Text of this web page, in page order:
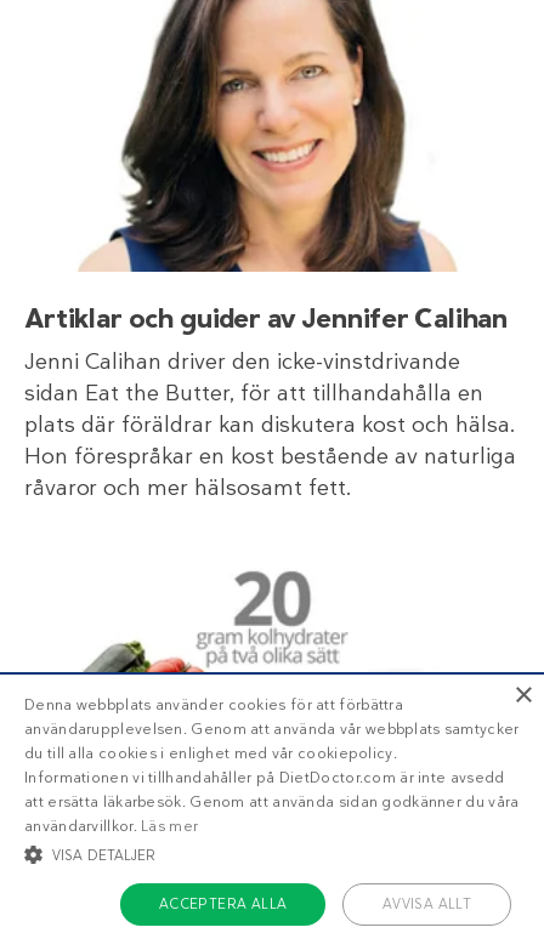
Artiklar och guider av Jennifer Calihan
Jenni Calihan driver den icke-vinstdrivande
sidan Eat the Butter, för att tillhandahålla en
plats där föräldrar kan diskutera kost och hälsa.
Hon förespråkar en kost bestående av naturliga
råvaror och mer hälsosamt fett.
20 och 50 gram kolhydrater
Hur mycket kolhydrater är det i vanlig
×
Denna webbplats använder cookies för att förbättra
användarupplevelsen. Genom att använda vår webbplats samtycker
du till alla cookies i enlighet med vår cookiepolicy.
Informationen vi tillhandahåller på DietDoctor.com är inte avsedd
att ersätta läkarbesök. Genom att använda sidan godkänner du våra
användarvillkor. Läs mer
VISA DETALJER
ACCEPTERA ALLA AVVISA ALLT